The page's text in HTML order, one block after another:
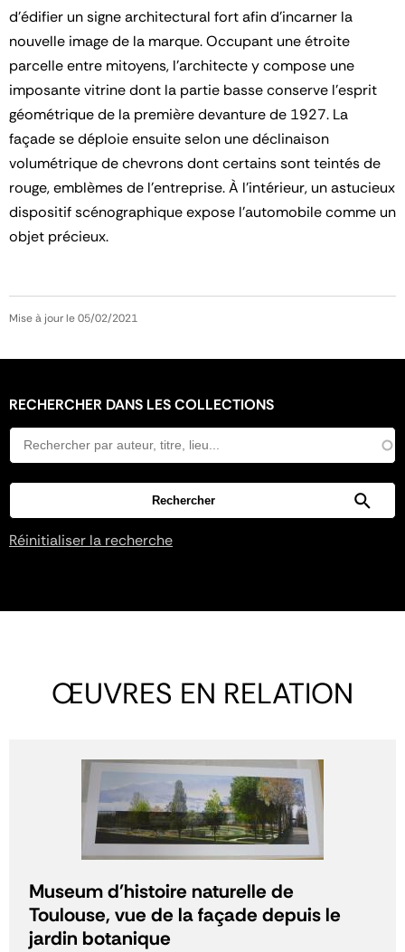
d’édifier un signe architectural fort afin d’incarner la
nouvelle image de la marque. Occupant une étroite
parcelle entre mitoyens, l’architecte y compose une
imposante vitrine dont la partie basse conserve l’esprit
géométrique de la première devanture de 1927. La
façade se déploie ensuite selon une déclinaison
volumétrique de chevrons dont certains sont teintés de
rouge, emblèmes de l’entreprise. À l’intérieur, un astucieux
dispositif scénographique expose l’automobile comme un
objet précieux.
Mise à jour le 05/02/2021
RECHERCHER DANS LES COLLECTIONS
Réinitialiser la recherche
ŒUVRES EN RELATION
Museum d'histoire naturelle de
Toulouse, vue de la façade depuis le
jardin botanique